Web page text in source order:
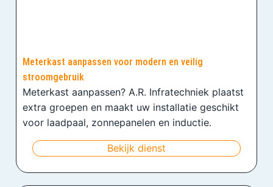
Meterkast aanpassen voor modern en veilig
stroomgebruik
Meterkast aanpassen? A.R. Infratechniek plaatst
extra groepen en maakt uw installatie geschikt
voor laadpaal, zonnepanelen en inductie.
Bekijk dienst